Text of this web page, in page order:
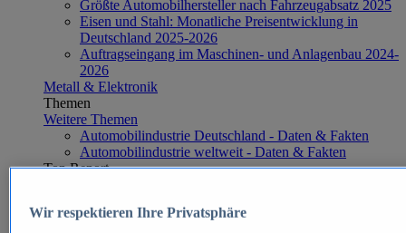
Größte Automobilhersteller nach Fahrzeugabsatz 2025
Eisen und Stahl: Monatliche Preisentwicklung in
Deutschland 2025-2026
Auftragseingang im Maschinen- und Anlagenbau 2024-
2026
Metall & Elektronik
Themen
Weitere Themen
Automobilindustrie Deutschland - Daten & Fakten
Automobilindustrie weltweit - Daten & Fakten
Top Report
Wir respektieren Ihre Privatsphäre